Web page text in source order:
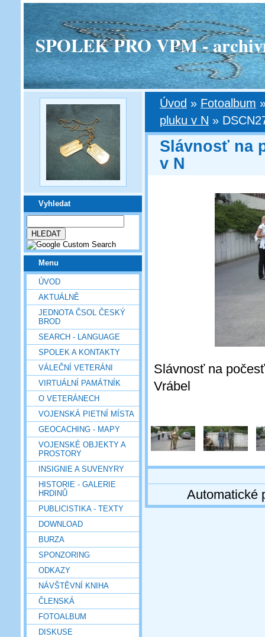
SPOLEK PRO VPM -
Vyhledat
Menu
ÚVOD
AKTUÁLNĚ
JEDNOTA ČSOL ČESKÝ
BROD
SEARCH - LANGUAGE
SPOLEK A KONTAKTY
VÁLEČNÍ VETERÁNI
VIRTUÁLNÍ PAMÁTNÍK
O VETERÁNECH
VOJENSKÁ PIETNÍ MÍSTA
GEOCACHING - MAPY
VOJENSKÉ OBJEKTY A
PROSTORY
INSIGNIE A SUVENYRY
HISTORIE - GALERIE
HRDINŮ
PUBLICISTIKA - TEXTY
DOWNLOAD
BURZA
SPONZORING
ODKAZY
NÁVŠTĚVNÍ KNIHA
ČLENSKÁ
FOTOALBUM
DISKUSE
Úvod » Fotoalbum
pluku v N »
Slávnosť na
v N
Slávnosť na
Vrábel
Automatické